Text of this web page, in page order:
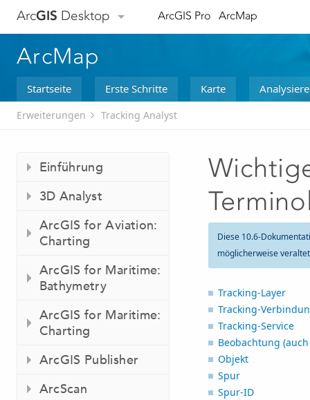
ArcGIS Desktop ArcGIS Pro ArcMap
ArcMap
Startseite Erste Schritte Karte
Erweiterungen Tracking Analyst
Einführung
3D Analyst
ArcGIS for Aviation:
Charting
ArcGIS for Maritime:
Bathymetry
ArcGIS for Maritime:
Charting
ArcGIS Publisher
ArcScan
Diese 10.6-
möglicherweise
Tracking-Layer
Tracking-
Tracking-Service
Beobachtung
Objekt
Spur
Spur-ID